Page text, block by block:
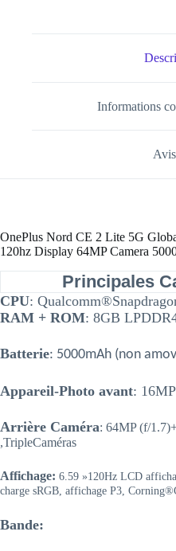
Informations
OnePlus Nord CE 2 Lite 5G
120hz Display 64MP Camera
Principales
CPU:
RAM + ROM: 8GB
Batterie: 5000mAh (non
Appareil-Photo avant:
Arrière Caméra: 64MP (f/
,TripleCaméras
Affichage: 6.59 »120Hz LCD
charge sRGB, affichage P3,
Bande: